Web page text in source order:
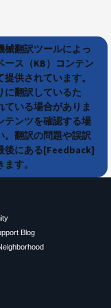
械翻訳ツールによっ
ース（KB）コンテン
供されています。
に翻訳しているた
ている場合がありま
テンツを確認する場
。翻訳の問題や誤訳
後にある[Feedback]
す。
Blog